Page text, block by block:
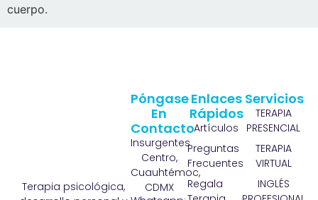
cuerpo.
Terapia psicológica,
Servicios
TERAPIA
PRESENCIAL
TERAPIA
VIRTUAL
INGLÉS
Enlaces
Rápidos
Artículos
Preguntas
Frecuentes
Regala
Póngase
En
Contacto
Insurgentes
Centro,
Cuauhtémoc,
CDMX